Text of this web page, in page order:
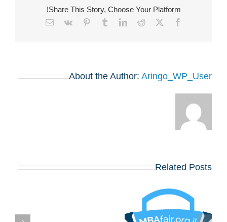
Share This Story, Choose Your Platform!
Facebook
X
Reddit
LinkedIn
Tumblr
Pinterest
Vk
Email
About the Author: Aringo_WP_User
Related Posts